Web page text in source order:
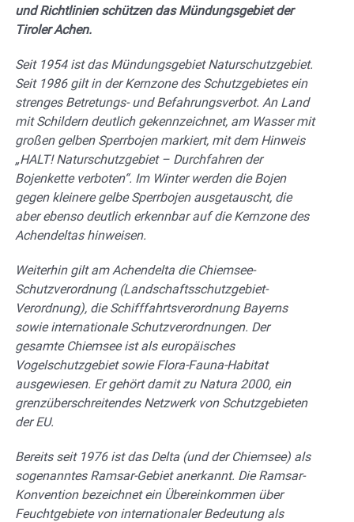
und Richtlinien schützen das Mündungsgebiet der
Tiroler Achen.
Seit 1954 ist das Mündungsgebiet Naturschutzgebiet.
Seit 1986 gilt in der Kernzone des Schutzgebietes ein
strenges Betretungs- und Befahrungsverbot. An Land
mit Schildern deutlich gekennzeichnet, am Wasser mit
großen gelben Sperrbojen markiert, mit dem Hinweis
„HALT! Naturschutzgebiet – Durchfahren der
Bojenkette verboten“. Im Winter werden die Bojen
gegen kleinere gelbe Sperrbojen ausgetauscht, die
aber ebenso deutlich erkennbar auf die Kernzone des
Achendeltas hinweisen.
Weiterhin gilt am Achendelta die Chiemsee-
Schutzverordnung (Landschaftsschutzgebiet-
Verordnung), die Schifffahrtsverordnung Bayerns
sowie internationale Schutzverordnungen. Der
gesamte Chiemsee ist als europäisches
Vogelschutzgebiet sowie Flora-Fauna-Habitat
ausgewiesen. Er gehört damit zu Natura 2000, ein
grenzüberschreitendes Netzwerk von Schutzgebieten
der EU.
Bereits seit 1976 ist das Delta (und der Chiemsee) als
sogenanntes Ramsar-Gebiet anerkannt. Die Ramsar-
Konvention bezeichnet ein Übereinkommen über
Feuchtgebiete von internationaler Bedeutung als